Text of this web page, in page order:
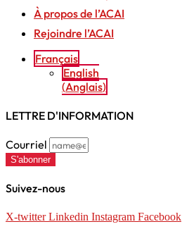
À propos de l’ACAI
Rejoindre l’ACAI
Français
English
(Anglais)
LETTRE D'INFORMATION
Courriel
S'abonner
Suivez-nous
X-twitter Linkedin Instagram Facebook